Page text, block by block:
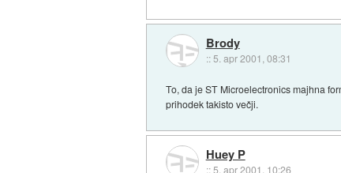
Brody
:: 5. apr 2001, 08:31
To, da je ST Microelectronics majhna
prihodek takisto večji.
Huey P
::5. apr 2001, 10:26